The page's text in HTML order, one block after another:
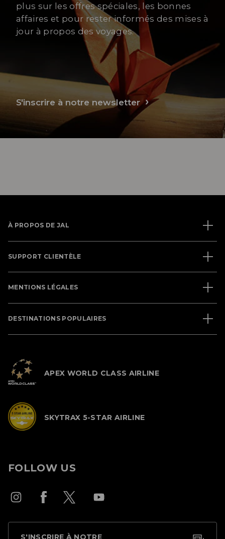
plus sur les offres spéciales, les bonnes
affaires et pour rester informés des mises à
jour à propos des voyages.
S'inscrire à notre newsletter
À PROPOS DE JAL
SUPPORT CLIENTÈLE
MENTIONS LÉGALES
DESTINATIONS POPULAIRES
APEX WORLD CLASS AIRLINE
SKYTRAX 5-STAR AIRLINE
FOLLOW US
S'INSCRIRE À NOTRE